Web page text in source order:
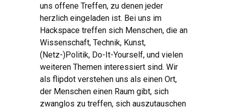
uns offene Treffen, zu denen jeder
herzlich eingeladen ist. Bei uns im
Hackspace treffen sich Menschen, die an
Wissenschaft, Technik, Kunst,
(Netz-)Politik, Do-It-Yourself, und vielen
weiteren Themen interessiert sind. Wir
als flipdot verstehen uns als einen Ort,
der Menschen einen Raum gibt, sich
zwanglos zu treffen, sich auszutauschen